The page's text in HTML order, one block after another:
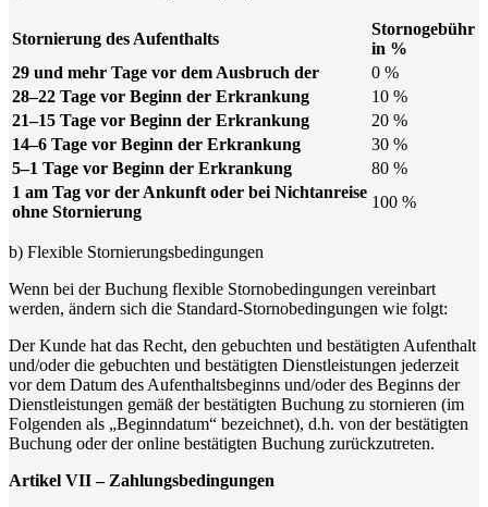
Stornierung des Aufenthalts
Stornogebühr
in %
29 und mehr Tage vor dem Ausbruch der
0 %
28–22 Tage vor Beginn der Erkrankung
10 %
21–15 Tage vor Beginn der Erkrankung
20 %
14–6 Tage vor Beginn der Erkrankung
30 %
5–1 Tage vor Beginn der Erkrankung
80 %
1 am Tag vor der Ankunft oder bei Nichtanreise
ohne Stornierung
100 %
b) Flexible Stornierungsbedingungen
Wenn bei der Buchung flexible Stornobedingungen vereinbart
werden, ändern sich die Standard-Stornobedingungen wie folgt:
Der Kunde hat das Recht, den gebuchten und bestätigten Aufenthalt
und/oder die gebuchten und bestätigten Dienstleistungen jederzeit
vor dem Datum des Aufenthaltsbeginns und/oder des Beginns der
Dienstleistungen gemäß der bestätigten Buchung zu stornieren (im
Folgenden als „Beginndatum“ bezeichnet), d.h. von der bestätigten
Buchung oder der online bestätigten Buchung zurückzutreten.
Artikel VII – Zahlungsbedingungen